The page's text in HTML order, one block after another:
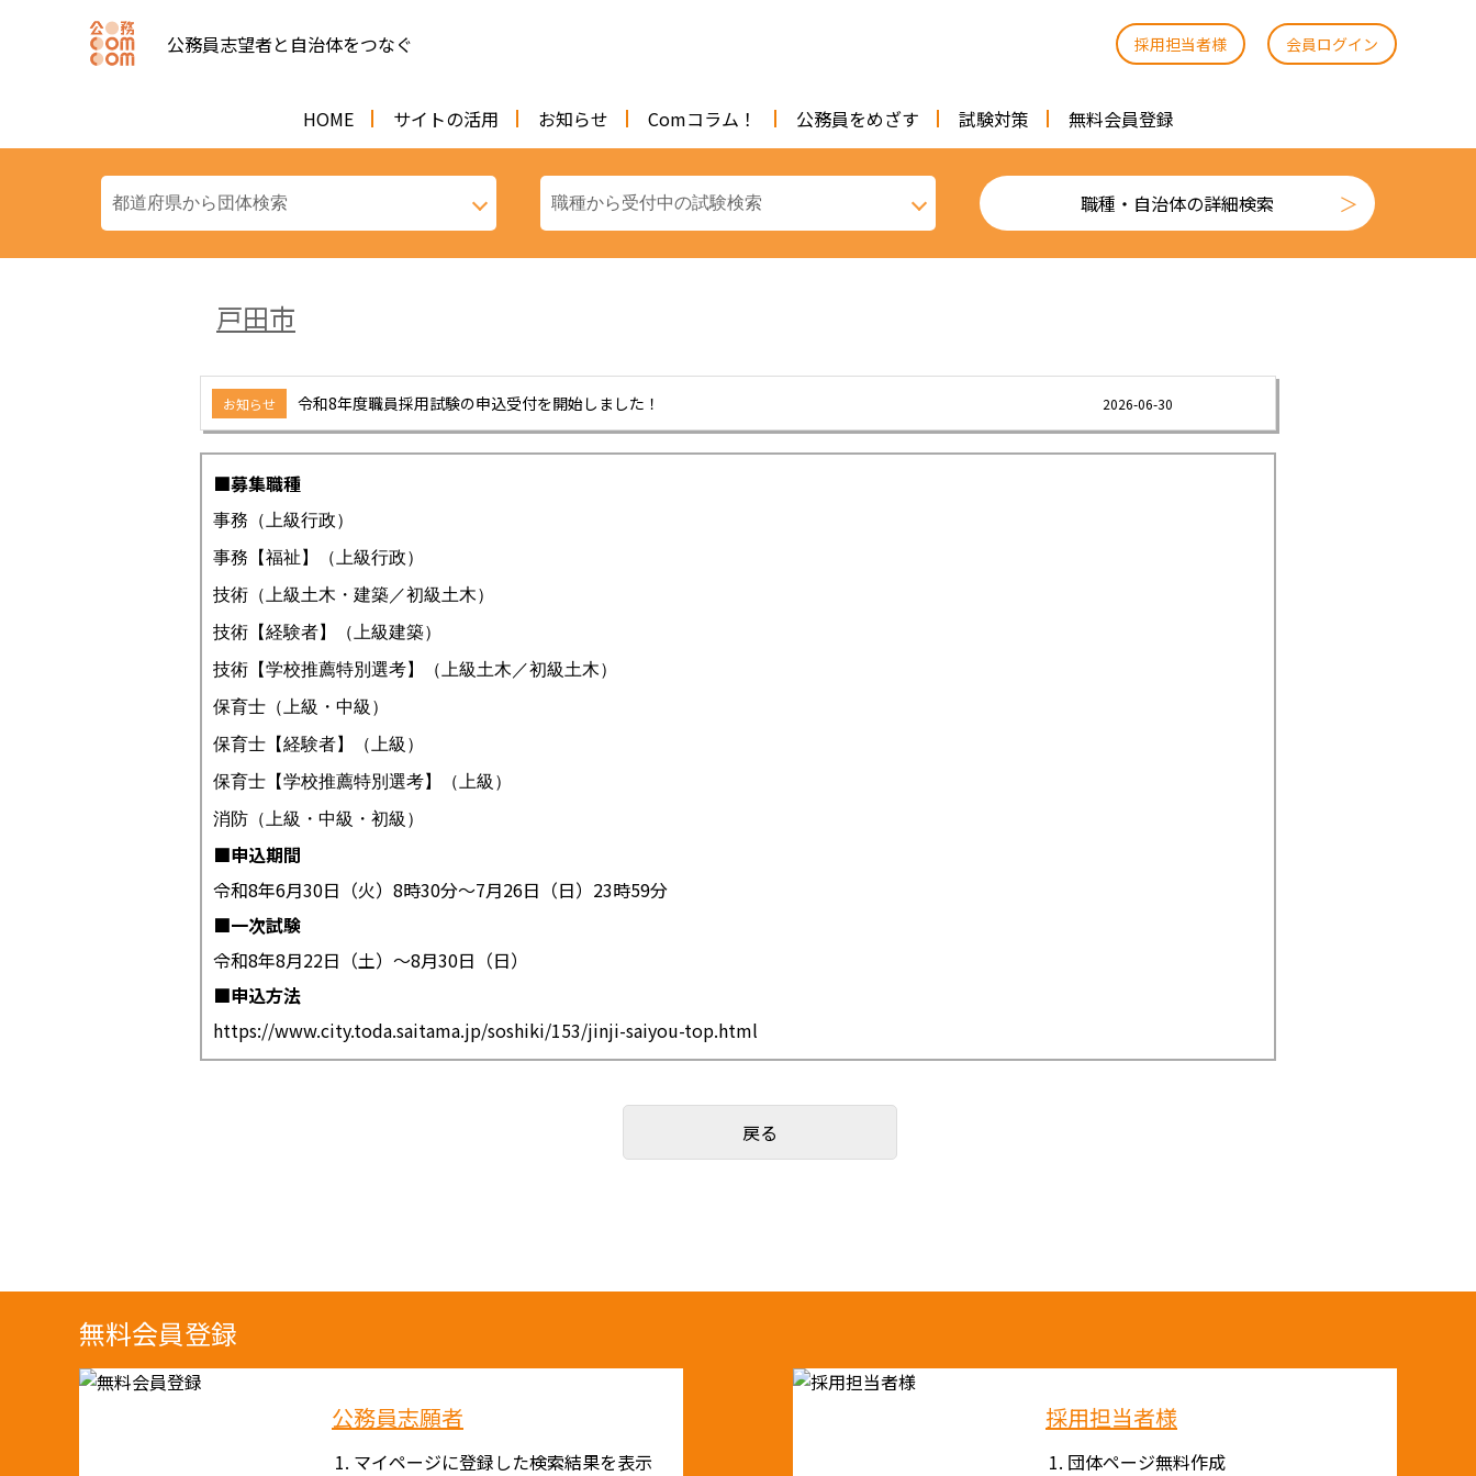
公務員志望者と自治体をつなぐ 採用担当者様 会員ログイン
HOME サイトの活用 お知らせ Comコラム！ 公務員をめざす 試験対策 無料会員登録
職種・自治体の詳細検索
戸田市
お知らせ 令和8年度職員採用試験の申込受付を開始しました！ 2026-06-30
■募集職種
事務（上級行政）
事務【福祉】（上級行政）
技術（上級土木・建築／初級土木）
技術【経験者】（上級建築）
技術【学校推薦特別選考】
（上級土木／初級土木）
保育士（上級・中級 ）
保育士【経験者】（上級 ）
保育士【学校推薦特別選考】（上級）
消防（上級・中級・初級）
■申込期間
令和8年6月30日（火）8時30分～7月26日（日）23時59分
■一次試験
令和8年8月22日（土）～8月30日（日）
■申込方法
https://www.city.toda.saitama.jp/soshiki/153/jinji-saiyou-top.html
戻る
無料会員登録
公務員志願者
マイページに登録した検索結果を表示
採用担当者様
団体ページ無料作成